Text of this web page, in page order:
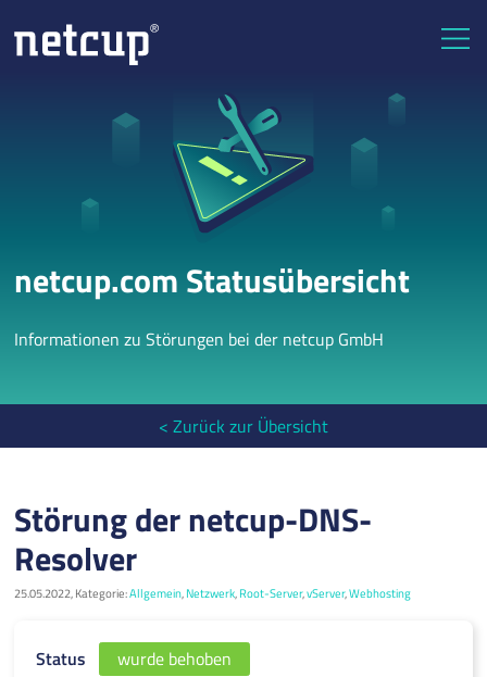
netcup.com Statusübersicht
Informationen zu Störungen bei der netcup GmbH
< Zurück zur Übersicht
Störung der netcup-DNS-
Resolver
25.05.2022, Kategorie:Allgemein,Netzwerk,Root-Server,vServer,Webhosting
Status wurde behoben